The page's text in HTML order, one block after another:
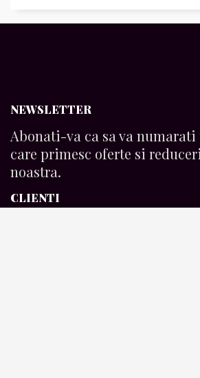
NEWSLETTER
Abonati-va ca sa va
care primesc oferte si
noastra.
CLIENTI